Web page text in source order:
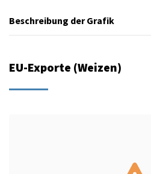
Beschreibung der Grafik
EU-Exporte (Weizen)